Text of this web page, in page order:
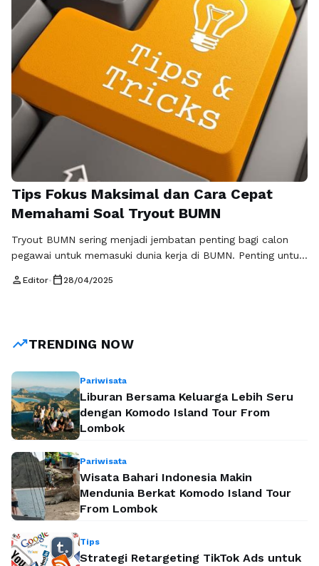
Tips Fokus Maksimal dan Cara Cepat
Memahami Soal Tryout BUMN
Tryout BUMN sering menjadi jembatan penting bagi calon
pegawai untuk memasuki dunia kerja di BUMN. Penting untuk
optimal. Berikut adalah tips praktis tryout BUMN, tips fokus
person Editor• calendar_today 28/04/2025
trending_upTRENDING NOW
Pariwisata
Liburan Bersama Keluarga Lebih Seru
dengan Komodo Island Tour From
Lombok
Pariwisata
Wisata Bahari Indonesia Makin
Mendunia Berkat Komodo Island Tour
From Lombok
Tips
Strategi Retargeting TikTok Ads untuk